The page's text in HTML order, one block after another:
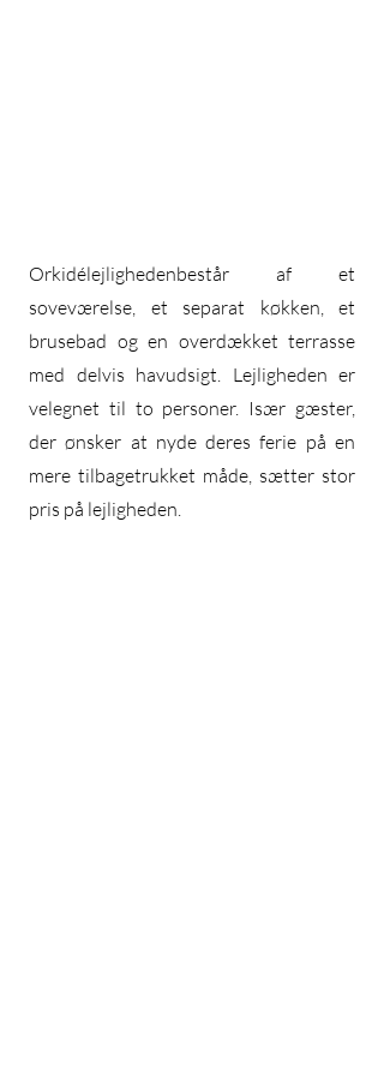
Orkidélejlighedenbestår af et
soveværelse, et separat køkken, et
brusebad og en overdækket terrasse
med delvis havudsigt. Lejligheden er
velegnet til to personer. Især gæster,
der ønsker at nyde deres ferie på en
mere tilbagetrukket måde, sætter stor
pris på lejligheden.